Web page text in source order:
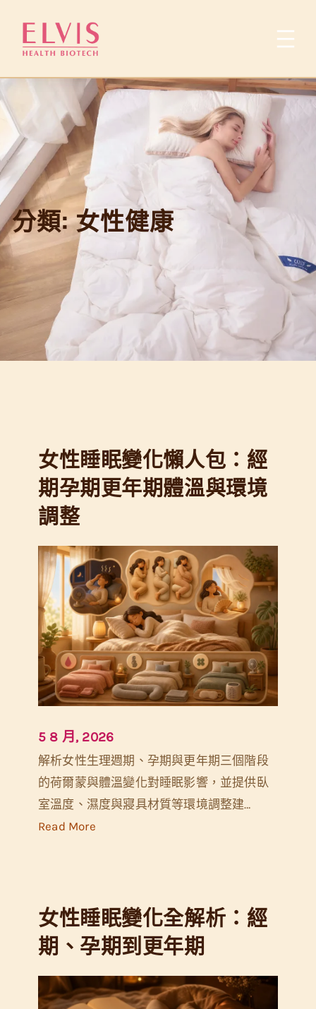
要
內
容
分類:女性健康
女性睡眠變化懶人包：經
期孕期更年期體溫與環境
調整
5 8 月, 2026
解析女性生理週期、孕期與更年期三個階段
的荷爾蒙與體溫變化對睡眠影響，並提供臥
室溫度、濕度與寢具材質等環境調整建…
Read More:
眠
變
化
懶
人
女性睡眠變化全解析：經
期、孕期到更年期